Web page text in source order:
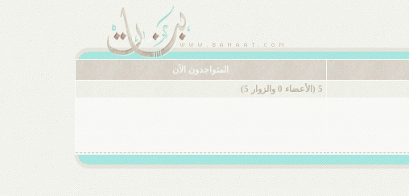
المتواجدون الآن
5 (الأعضاء 0 والزوار 5)